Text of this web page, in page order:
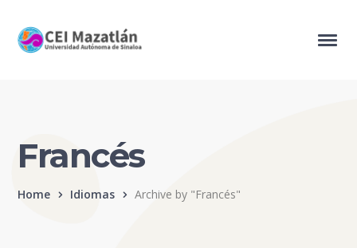
Francés
Home Idiomas Archive by "Francés"